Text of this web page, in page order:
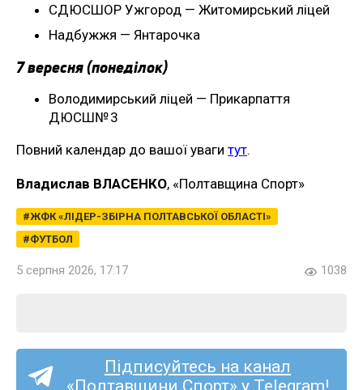
СДЮСШОР Ужгород — Житомирський ліцей
Надбужжя — Янтарочка
7 вересня (понеділок)
Володимирський ліцей — Прикарпаття
ДЮСШ№ 3
Повний календар до вашої уваги тут.
Владислав ВЛАСЕНКО, «Полтавщина Спорт»
ЖФК «ЛІДЕР-ЗБІРНА ПОЛТАВСЬКОЇ ОБЛАСТІ»
ФУТБОЛ
5 серпня 2026, 17:17 1038
Підписуйтесь на канал